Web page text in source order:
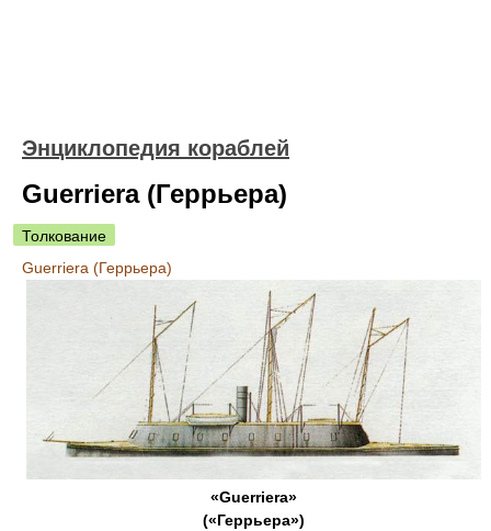
Энциклопедия кораблей
Guerriera (Геррьера)
Толкование
Guerriera (Геррьера)
«Guerriera»
(«Геррьера»)